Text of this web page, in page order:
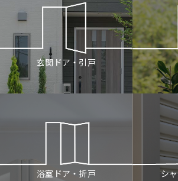
玄関ドア・引戸
浴室ドア・折戸 シ